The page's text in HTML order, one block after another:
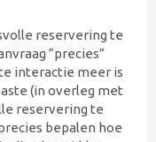
reservering te
“precies”
interactie meer is
(in overleg met
reservering te
bepalen hoe